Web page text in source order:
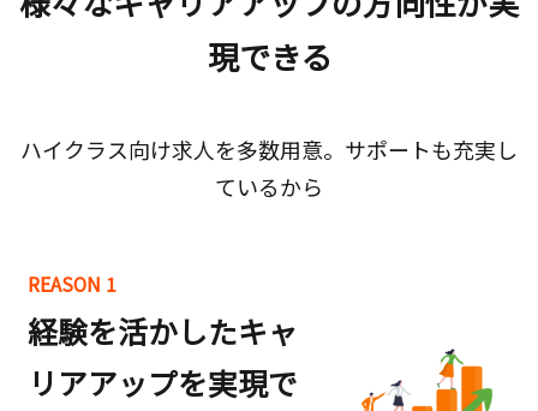
現できる
ハイクラス向け求人を多数用意。サポートも充実し
ているから
REASON 1
経験を活かしたキャ
リアアップを実現で